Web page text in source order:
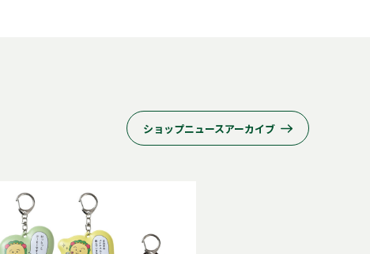
ショップニュースアーカイブ